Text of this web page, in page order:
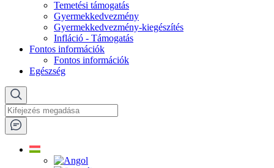
Temetési támogatás
Gyermekkedvezmény
Gyermekkedvezmény-kiegészítés
Infláció - Támogatás
Fontos információk
Fontos információk
Egészség